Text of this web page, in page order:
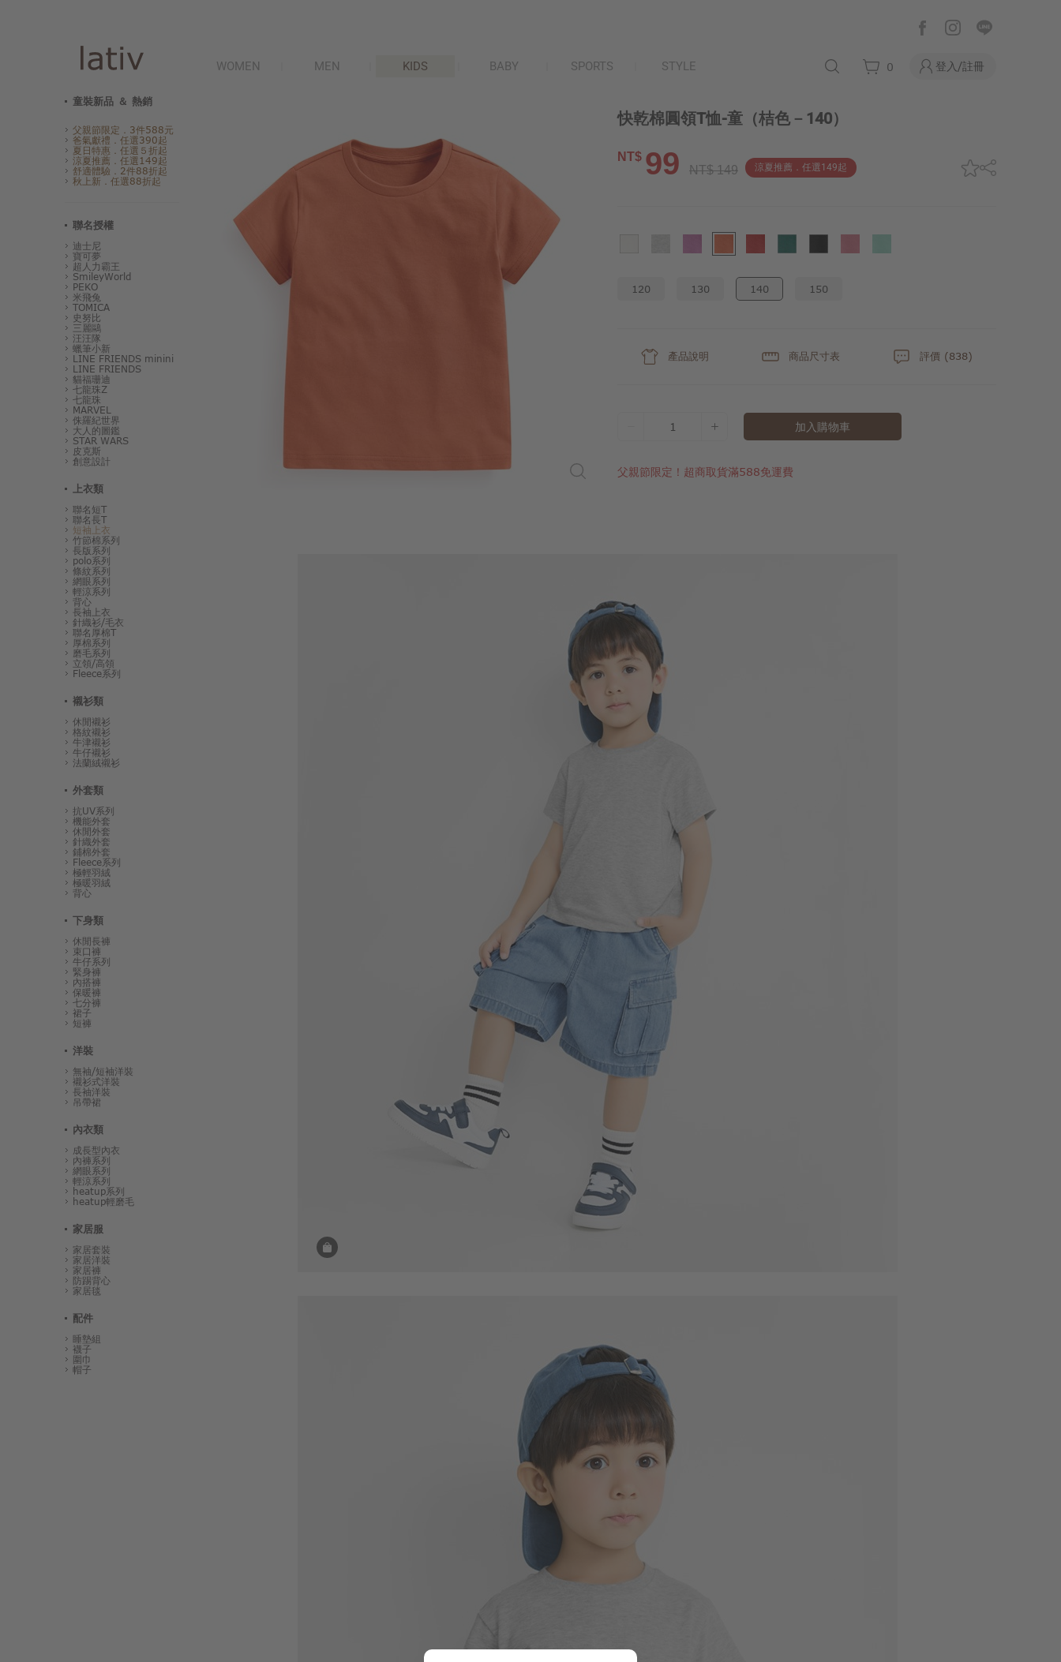
WOMEN MEN KIDS BABY SPORTS STYLE 0 登入/註冊
童裝新品 ＆ 熱銷
父親節限定．3件588元
爸氣獻禮．任選390起
夏日特惠．任選５折起
涼夏推薦．任選149起
舒適體驗．2件88折起
秋上新．任選88折起
聯名授權
迪士尼
寶可夢
超人力霸王
SmileyWorld
PEKO
米飛兔
TOMICA
史努比
三麗鷗
汪汪隊
蠟筆小新
LINE FRIENDS minini
LINE FRIENDS
貓福珊迪
七龍珠Z
七龍珠
MARVEL
侏羅紀世界
大人的圖鑑
STAR WARS
皮克斯
創意設計
上衣類
聯名短T
聯名長T
短袖上衣
竹節棉系列
長版系列
polo系列
條紋系列
網眼系列
輕涼系列
背心
長袖上衣
針織衫/毛衣
聯名厚棉T
厚棉系列
磨毛系列
立領/高領
Fleece系列
襯衫類
休閒襯衫
格紋襯衫
牛津襯衫
牛仔襯衫
法蘭絨襯衫
外套類
抗UV系列
機能外套
休閒外套
針織外套
鋪棉外套
Fleece系列
極輕羽絨
極暖羽絨
背心
下身類
休閒長褲
束口褲
牛仔系列
緊身褲
內搭褲
保暖褲
七分褲
裙子
短褲
洋裝
無袖/短袖洋裝
襯衫式洋裝
長袖洋裝
吊帶裙
內衣類
成長型內衣
內褲系列
網眼系列
輕涼系列
heatup系列
heatup輕磨毛
家居服
家居套裝
家居洋裝
家居褲
防踢背心
家居毯
配件
睡墊組
襪子
圍巾
帽子
快乾棉圓領T恤-童 （桔色－140）
NT$ 99 NT$ 149 涼夏推薦．任選149起
120 130 140 150
產品說明 商品尺寸表 評價 (838)
1 加入購物車
父親節限定！超商取貨滿588免運費
$ 59
$350